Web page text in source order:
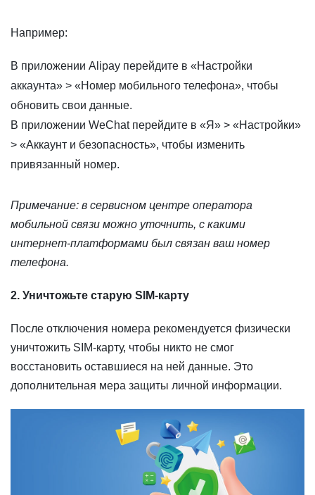
Например:
В приложении Alipay перейдите в «Настройки
аккаунта» > «Номер мобильного телефона», чтобы
обновить свои данные.
В приложении WeChat перейдите в «Я» > «Настройки»
> «Аккаунт и безопасность», чтобы изменить
привязанный номер.
Примечание: в сервисном центре оператора
мобильной связи можно уточнить, с какими
интернет-платформами был связан ваш номер
телефона.
2. Уничтожьте старую SIM-карту
После отключения номера рекомендуется физически
уничтожить SIM-карту, чтобы никто не смог
восстановить оставшиеся на ней данные. Это
дополнительная мера защиты личной информации.